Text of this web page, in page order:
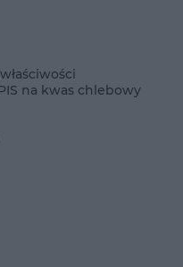
zdrowotne. PRZEPIS na kwas chlebowy